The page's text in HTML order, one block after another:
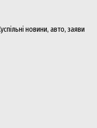
новини, авто, заяви